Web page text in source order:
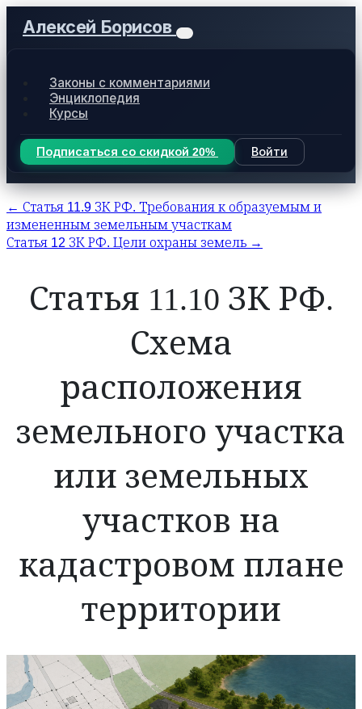
Алексей Борисов
Законы с комментариями
Энциклопедия
Курсы
Подписаться со скидкой 20% Войти
← Статья 11.9 ЗК РФ. Требования к образуемым и
измененным земельным участкам
Статья 12 ЗК РФ. Цели охраны земель →
Статья 11.10 ЗК РФ.
Схема
расположения
земельного участка
или земельных
участков на
кадастровом плане
территории